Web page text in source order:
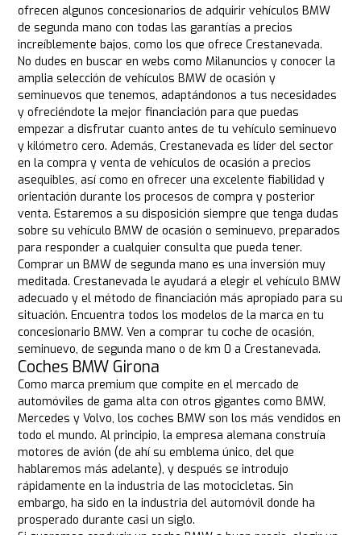
ofrecen algunos concesionarios de adquirir vehículos BMW
de segunda mano con todas las garantías a precios
increíblemente bajos, como los que ofrece Crestanevada.
No dudes en buscar en webs como Milanuncios y conocer la
amplia selección de vehículos BMW de ocasión y
seminuevos que tenemos, adaptándonos a tus necesidades
y ofreciéndote la mejor financiación para que puedas
empezar a disfrutar cuanto antes de tu vehículo seminuevo
y kilómetro cero. Además, Crestanevada es líder del sector
en la compra y venta de vehículos de ocasión a precios
asequibles, así como en ofrecer una excelente fiabilidad y
orientación durante los procesos de compra y posterior
venta. Estaremos a su disposición siempre que tenga dudas
sobre su vehículo BMW de ocasión o seminuevo, preparados
para responder a cualquier consulta que pueda tener.
Comprar un BMW de segunda mano es una inversión muy
meditada. Crestanevada le ayudará a elegir el vehículo BMW
adecuado y el método de financiación más apropiado para su
situación. Encuentra todos los modelos de la marca en tu
concesionario BMW. Ven a comprar tu coche de ocasión,
seminuevo, de segunda mano o de km 0 a Crestanevada.
Coches BMW Girona
Como marca premium que compite en el mercado de
automóviles de gama alta con otros gigantes como BMW,
Mercedes y Volvo, los coches BMW son los más vendidos en
todo el mundo. Al principio, la empresa alemana construía
motores de avión (de ahí su emblema único, del que
hablaremos más adelante), y después se introdujo
rápidamente en la industria de las motocicletas. Sin
embargo, ha sido en la industria del automóvil donde ha
prosperado durante casi un siglo.